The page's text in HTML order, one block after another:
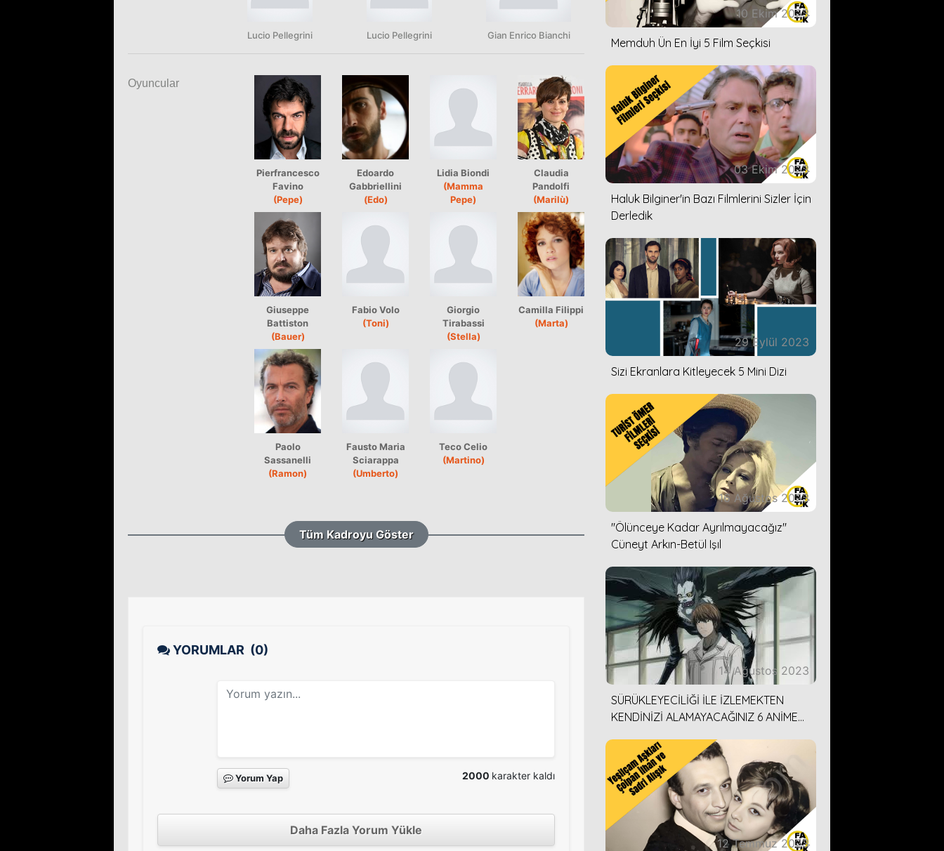
Lucio Pellegrini Lucio Pellegrini Gian Enrico Bianchi
Oyuncular
Pierfrancesco
Favino
(Pepe)
Edoardo
Gabbriellini
(Edo)
Lidia Biondi
(Mamma
Pepe)
Claudia
Pandolfi
(Marilù)
Giuseppe
Battiston
(Bauer)
Fabio Volo
(Toni)
Giorgio
Tirabassi
(Stella)
Camilla Filippi
(Marta)
Paolo
Sassanelli
(Ramon)
Fausto Maria
Sciarappa
(Umberto)
Teco Celio
(Martino)
Tüm Kadroyu Göster
YORUMLAR (0)
Yorum Yap 2000 karakter kaldı
Daha Fazla Yorum Yükle
10 Ekim 2023
Memduh Ün En İyi 5 Film Seçkisi
03 Ekim 2023
Haluk Bilginer'in Bazı Filmlerini Sizler İçin
Derledik
29 Eylül 2023
Sizi Ekranlara Kitleyecek 5 Mini Dizi
16 Ağustos 2023
''Ölünceye Kadar Ayrılmayacağız''
Cüneyt Arkın-Betül Işıl
14 Ağustos 2023
SÜRÜKLEYECİLİĞİ İLE İZLEMEKTEN
KENDİNİZİ ALAMAYACAĞINIZ 6 ANİME
12 Temmuz 2023